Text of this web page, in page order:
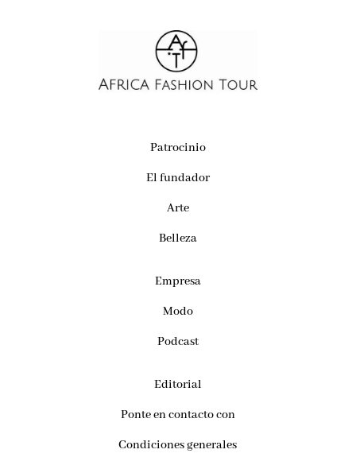
Patrocinio
El fundador
Arte
Belleza
Empresa
Modo
Podcast
Editorial
Ponte en contacto con
Condiciones generales